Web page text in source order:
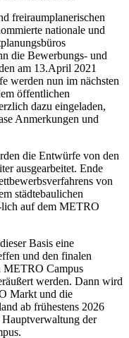
freiraumplanerischen
nationale und
die Bewerbungs- und
am 13.April 2021
werden nun im nächsten
öffentlichen
dazu eingeladen,
Anmerkungen und
die Entwürfe von den
ausgearbeitet. Ende
von
städtebaulichen
lich auf dem METRO
Basis eine
und den finalen
METRO Campus
werden. Dann wird
Markt und die
ab frühestens 2026
der